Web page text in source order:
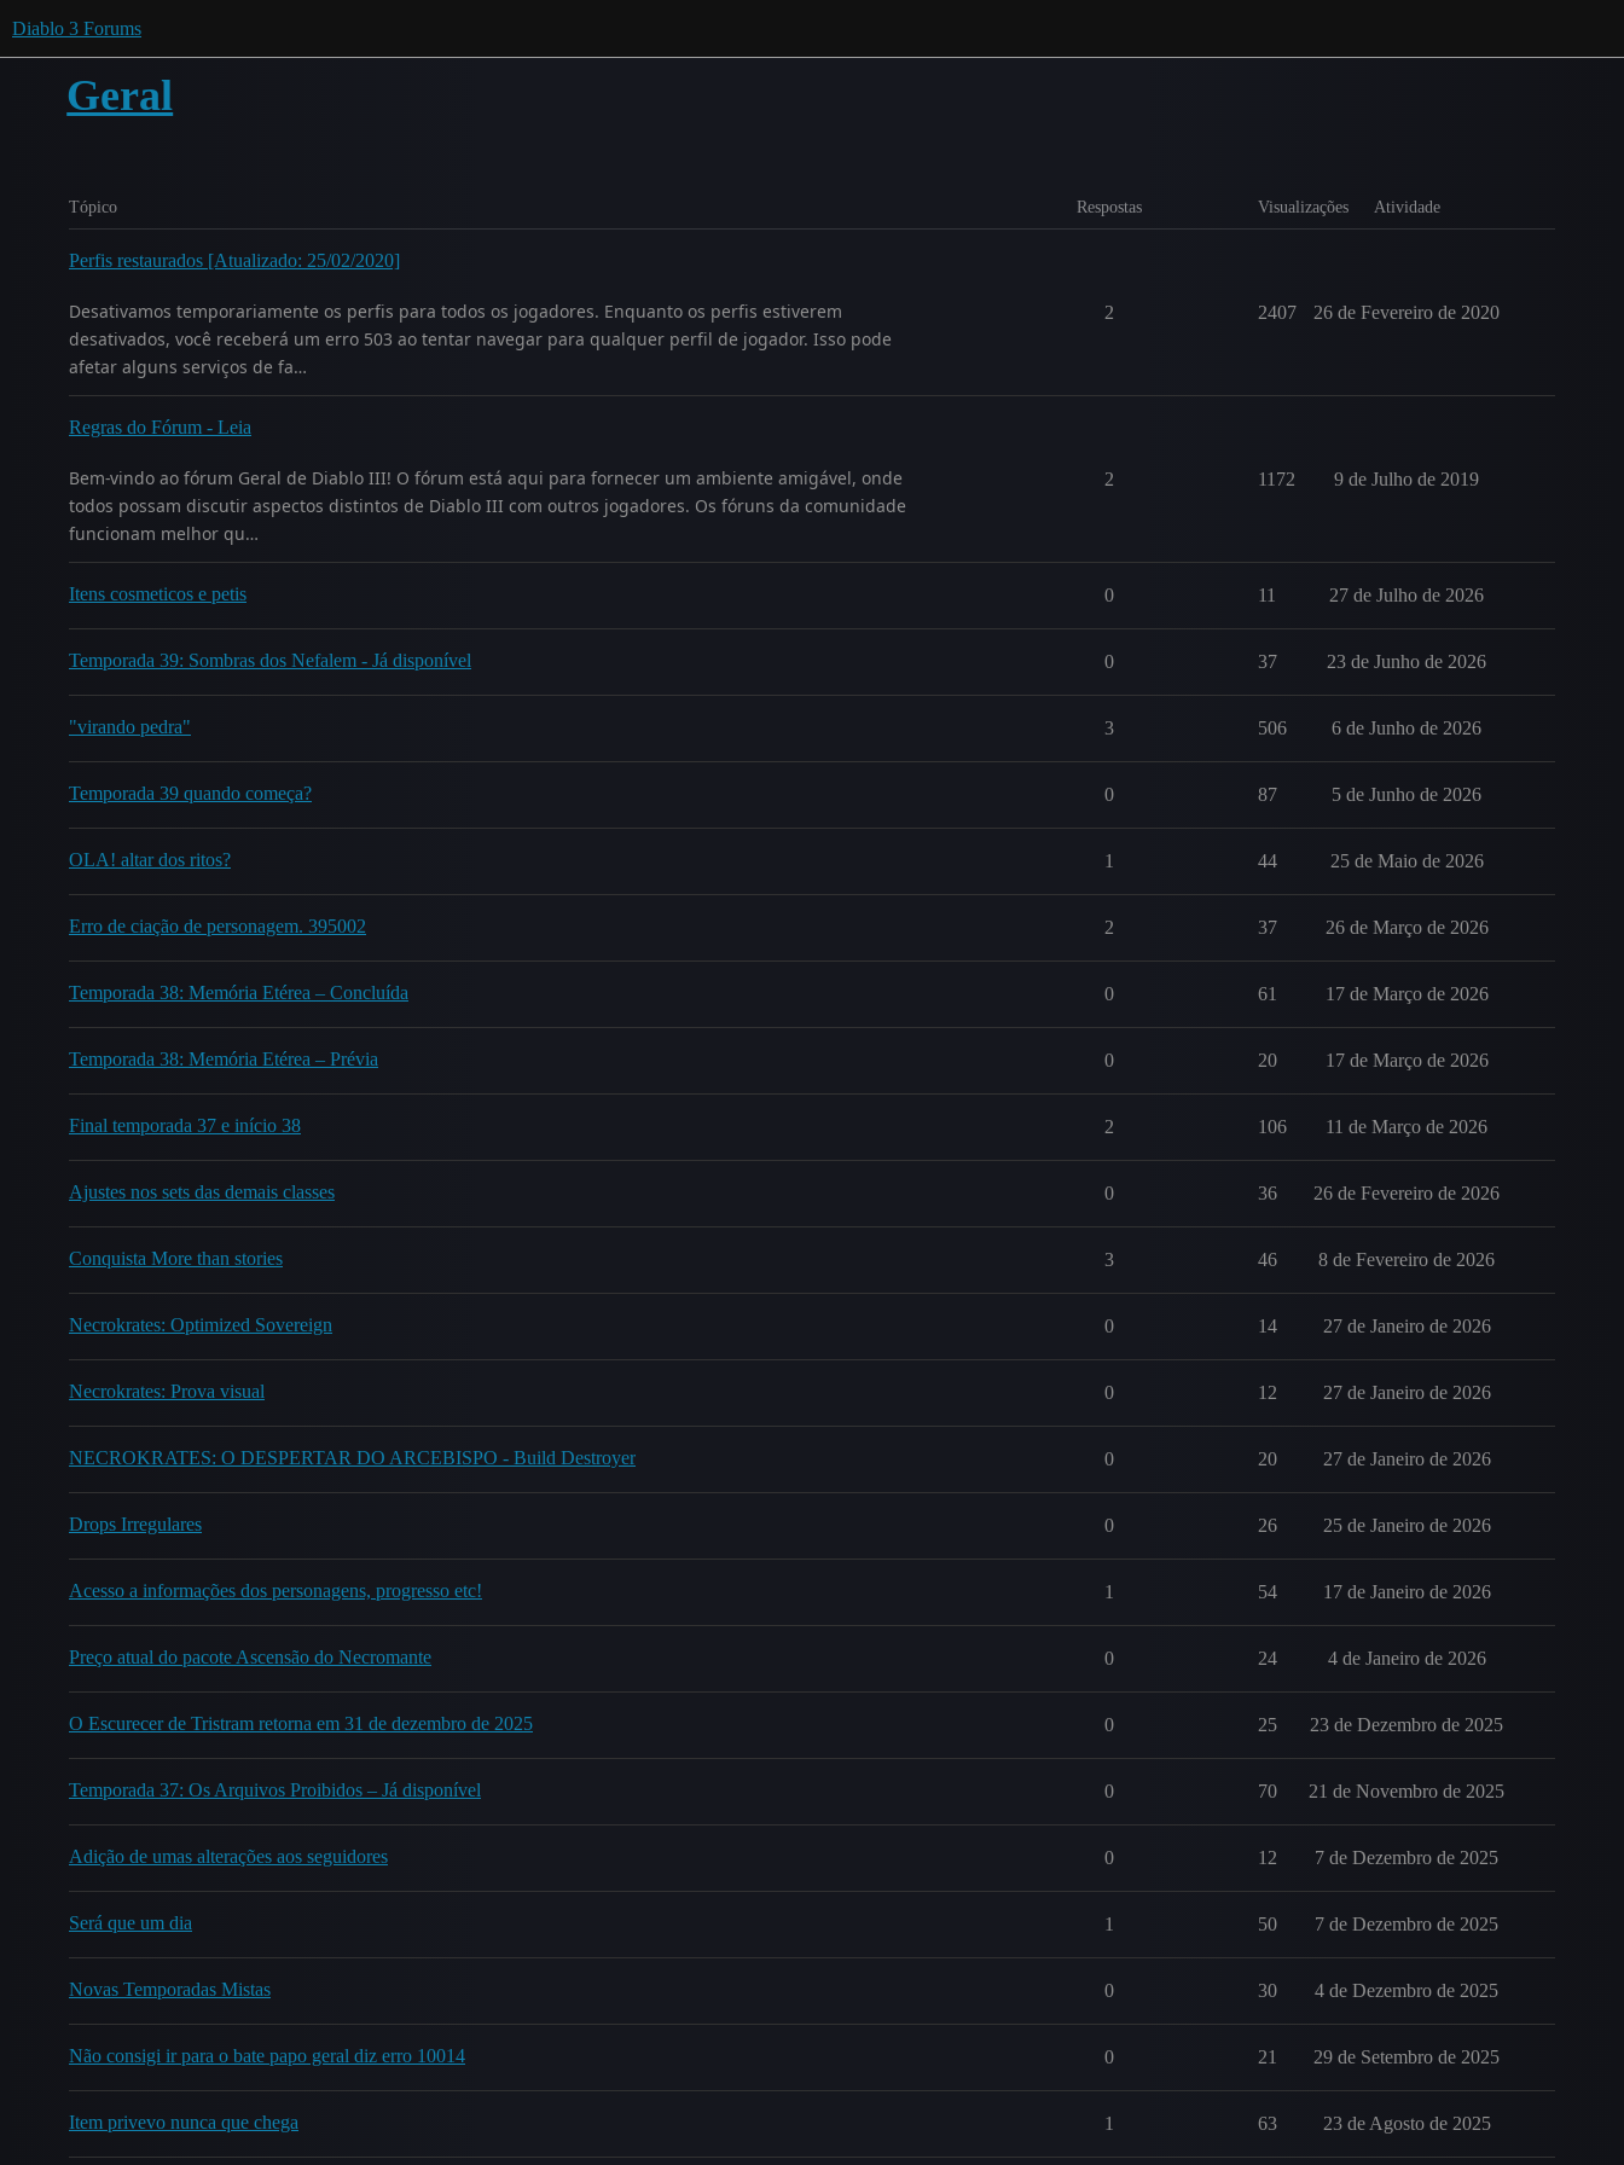
Diablo 3 Forums
Geral
Tópico Respostas Visualizações Atividade
Perfis restaurados [Atualizado: 25/02/2020]
Desativamos temporariamente os perfis para todos os jogadores. Enquanto os perfis estiverem
desativados, você receberá um erro 503 ao tentar navegar para qualquer perfil de jogador. Isso pode
afetar alguns serviços de fa…
2 2407 26 de Fevereiro de 2020
Regras do Fórum - Leia
Bem-vindo ao fórum Geral de Diablo III! O fórum está aqui para fornecer um ambiente amigável, onde
todos possam discutir aspectos distintos de Diablo III com outros jogadores. Os fóruns da comunidade
funcionam melhor qu…
2 1172 9 de Julho de 2019
Itens cosmeticos e petis 0 11 27 de Julho de 2026
Temporada 39: Sombras dos Nefalem - Já disponível 0 37 23 de Junho de 2026
"virando pedra" 3 506 6 de Junho de 2026
Temporada 39 quando começa? 0 87 5 de Junho de 2026
OLA! altar dos ritos? 1 44 25 de Maio de 2026
Erro de ciação de personagem. 395002 2 37 26 de Março de 2026
Temporada 38: Memória Etérea – Concluída 0 61 17 de Março de 2026
Temporada 38: Memória Etérea – Prévia 0 20 17 de Março de 2026
Final temporada 37 e início 38 2 106 11 de Março de 2026
Ajustes nos sets das demais classes 0 36 26 de Fevereiro de 2026
Conquista More than stories 3 46 8 de Fevereiro de 2026
Necrokrates: Optimized Sovereign 0 14 27 de Janeiro de 2026
Necrokrates: Prova visual 0 12 27 de Janeiro de 2026
NECROKRATES: O DESPERTAR DO ARCEBISPO - Build Destroyer 0 20 27 de Janeiro de 2026
Drops Irregulares 0 26 25 de Janeiro de 2026
Acesso a informações dos personagens, progresso etc! 1 54 17 de Janeiro de 2026
Preço atual do pacote Ascensão do Necromante 0 24 4 de Janeiro de 2026
O Escurecer de Tristram retorna em 31 de dezembro de 2025 0 25 23 de Dezembro de 2025
Temporada 37: Os Arquivos Proibidos – Já disponível 0 70 21 de Novembro de 2025
Adição de umas alterações aos seguidores 0 12 7 de Dezembro de 2025
Será que um dia 1 50 7 de Dezembro de 2025
Novas Temporadas Mistas 0 30 4 de Dezembro de 2025
Não consigi ir para o bate papo geral diz erro 10014 0 21 29 de Setembro de 2025
Item privevo nunca que chega 1 63 23 de Agosto de 2025